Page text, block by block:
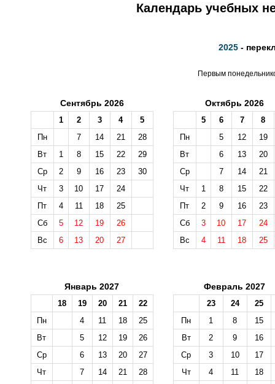
Календарь учебных
2025 -
Первым
Сентябрь 2026
1 2 3 4
5
Пн
7 14 21
28
Вт
1 8 15 22
29
Ср
2 9 16 23
30
Чт
3 10 17
24
Пт
4 11 18
25
Сб
5 12 19
26
Вс
6 13 20 27
Октябрь 2026
5 6 7
8
Пн
5 12
19
Вт
6 13
20
Ср
7 14
21
Чт
1 8 15
22
Пт
2 9 16
23
Сб
3 10 17
24
Вс
4 11 18 25
Январь 2027
18 19 20 21
22
Пн
4 11 18
25
Вт
5 12 19
26
Ср
6 13 20
27
Чт
7 14 21
28
Февраль 2027
23 24
25
Пн
1 8
15
Вт
2 9
16
Ср
3 10
17
Чт
4 11
18